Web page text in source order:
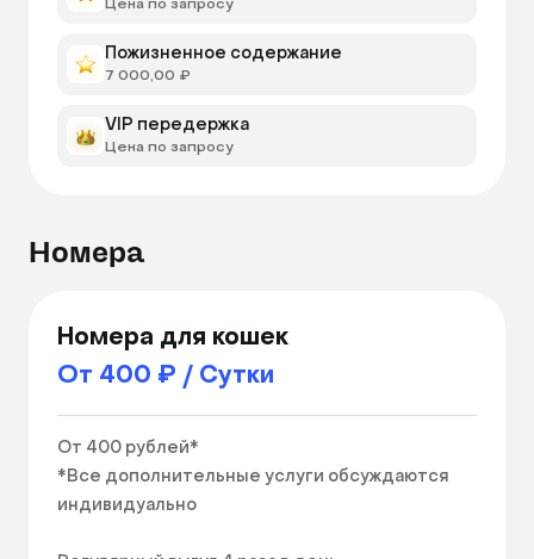
Цена по запросу
Пожизненное содержание
7 000,00 ₽
VIP передержка
Цена по запросу
Номера
Номера для кошек
От 400 ₽ / Сутки
От 400 рублей*
*Все дополнительные услуги обсуждаются
индивидуально